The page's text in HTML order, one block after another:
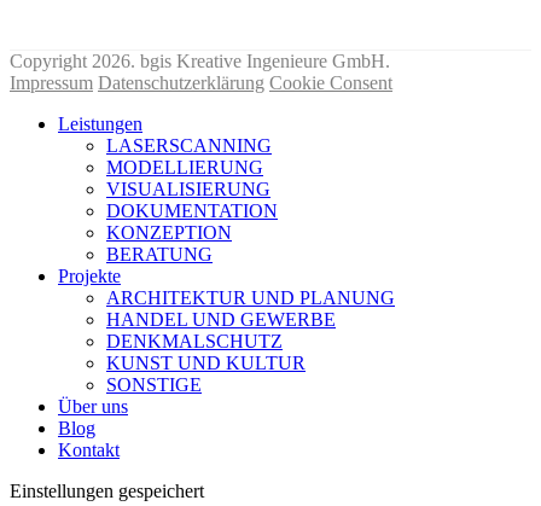
Copyright 2026. bgis Kreative Ingenieure GmbH.
Impressum Datenschutzerklärung Cookie Consent
Leistungen
LASERSCANNING
MODELLIERUNG
VISUALISIERUNG
DOKUMENTATION
KONZEPTION
BERATUNG
Projekte
ARCHITEKTUR UND PLANUNG
HANDEL UND GEWERBE
DENKMALSCHUTZ
KUNST UND KULTUR
SONSTIGE
Über uns
Blog
Kontakt
Einstellungen gespeichert